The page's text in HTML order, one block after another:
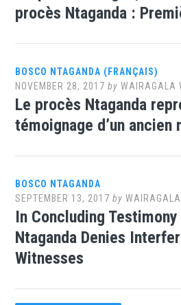
procès Ntaganda :
BOSCO NTAGANDA (FRANÇAIS)
NOVEMBER 28, 2017 byWAIRAGALA
Le procès Ntaganda
témoignage d’un ancien
BOSCO NTAGANDA
SEPTEMBER 13, 2017 byWAIRAGALA
In Concluding
Ntaganda Denies
Witnesses